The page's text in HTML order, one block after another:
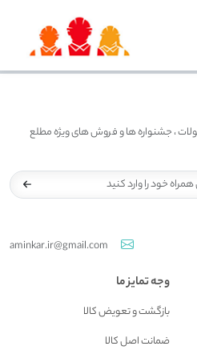
، جشنواره ها و فروش های ویژه مطلع
aminkar.ir@gmail.com
وجه تمایز ما
بازگشت و تعويض کالا
ضمانت اصل کالا